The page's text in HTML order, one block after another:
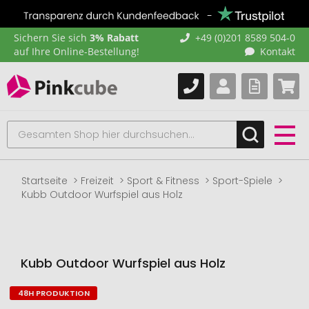
Sichern Sie sich 3% Rabatt
auf Ihre Online-Bestellung!
+49 (0)201 8589 504-0
Kontakt
Startseite Freizeit Sport & Fitness
Sport-Spiele
Kubb Outdoor Wurfspiel aus Holz
Kubb Outdoor Wurfspiel aus Holz
Zum
48H PRODUKTION